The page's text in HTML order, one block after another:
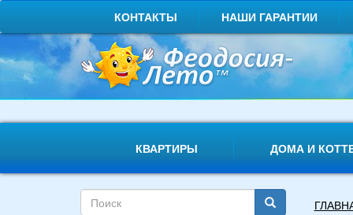
основному
содержанию
КОНТАКТЫ НАШИ ГАРАНТИИ
КВАРТИРЫ ДОМА И
Форма
поиска здесь